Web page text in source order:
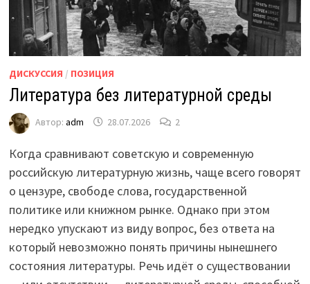
ДИСКУССИЯ / ПОЗИЦИЯ
Литература без литературной среды
Автор: adm 28.07.2026 2
Когда сравнивают советскую и современную
российскую литературную жизнь, чаще всего говорят
о цензуре, свободе слова, государственной
политике или книжном рынке. Однако при этом
нередко упускают из виду вопрос, без ответа на
который невозможно понять причины нынешнего
состояния литературы. Речь идёт о существовании